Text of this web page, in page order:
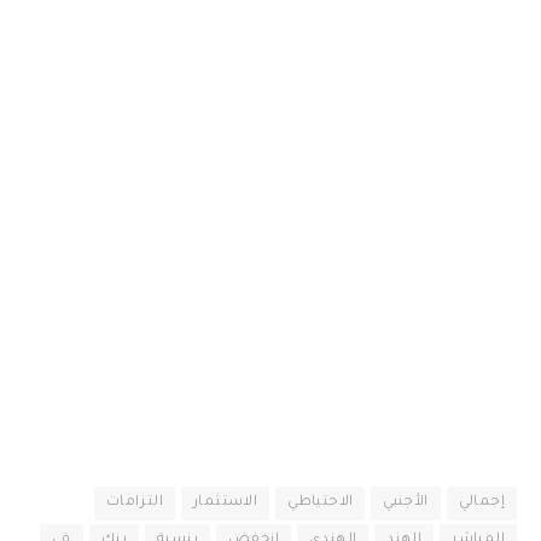
إجمالي الأجنبي الاحتياطي الاستثمار التزامات